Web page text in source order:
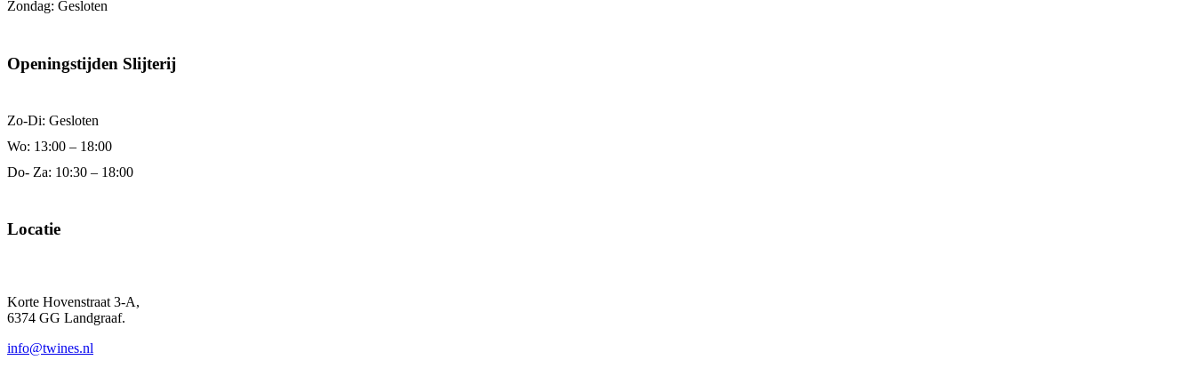
Zondag: Gesloten
Openingstijden Slijterij
Zo-Di: Gesloten
Wo: 13:00 – 18:00
Do- Za: 10:30 – 18:00
Locatie
Korte Hovenstraat 3-A,
6374 GG Landgraaf.
info@twines.nl